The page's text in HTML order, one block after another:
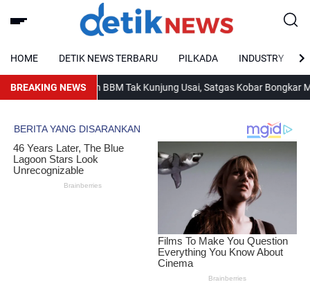
HOME DETIK NEWS TERBARU PILKADA INDUSTRY
BREAKING NEWS
Antrean BBM Tak Kunjung Usai, Satgas Kobar Bongkar Modus